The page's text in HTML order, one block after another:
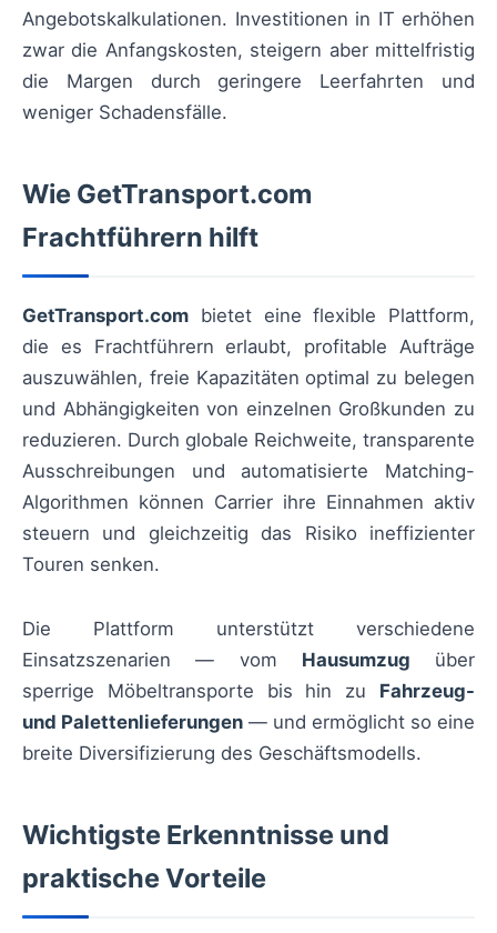
Angebotskalkulationen. Investitionen in IT erhöhen
zwar die Anfangskosten, steigern aber mittelfristig
die Margen durch geringere Leerfahrten und
weniger Schadensfälle.
Wie GetTransport.com
Frachtführern hilft
GetTransport.com bietet eine flexible Plattform,
die es Frachtführern erlaubt, profitable Aufträge
auszuwählen, freie Kapazitäten optimal zu belegen
und Abhängigkeiten von einzelnen Großkunden zu
reduzieren. Durch globale Reichweite, transparente
Ausschreibungen und automatisierte Matching-
Algorithmen können Carrier ihre Einnahmen aktiv
steuern und gleichzeitig das Risiko ineffizienter
Touren senken.
Die Plattform unterstützt verschiedene
Einsatzszenarien — vom Hausumzug über
sperrige Möbeltransporte bis hin zu Fahrzeug-
und Palettenlieferungen — und ermöglicht so eine
breite Diversifizierung des Geschäftsmodells.
Wichtigste Erkenntnisse und
praktische Vorteile